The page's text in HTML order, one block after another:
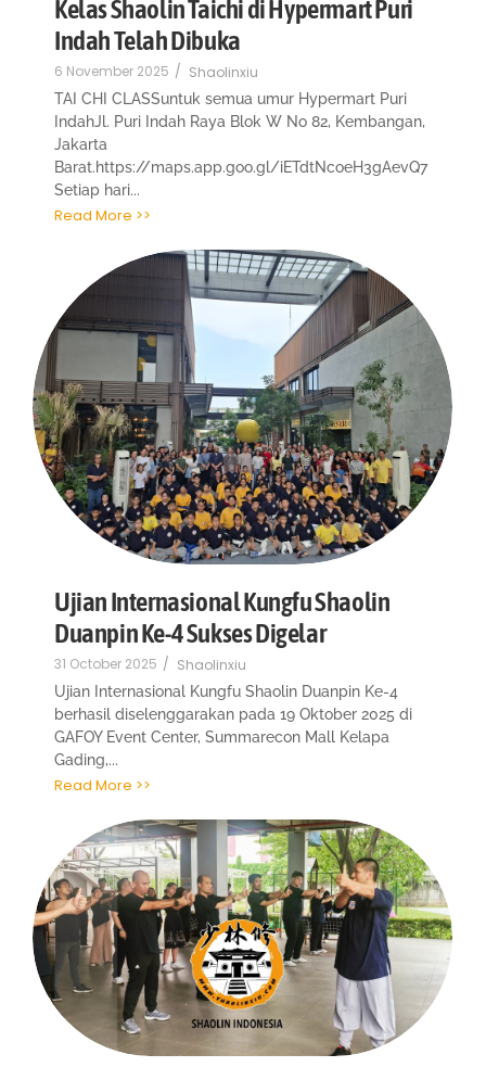
Kelas Shaolin Taichi di Hypermart Puri
Indah Telah Dibuka
6 November 2025 / Shaolinxiu
TAI CHI CLASSuntuk semua umur Hypermart Puri
IndahJl. Puri Indah Raya Blok W No 82, Kembangan,
Jakarta
Barat.https://maps.app.goo.gl/iETdtNcoeH3gAevQ7
Setiap hari...
Read More >>
Ujian Internasional Kungfu Shaolin
Duanpin Ke-4 Sukses Digelar
31 October 2025 / Shaolinxiu
Ujian Internasional Kungfu Shaolin Duanpin Ke-4
berhasil diselenggarakan pada 19 Oktober 2025 di
GAFOY Event Center, Summarecon Mall Kelapa
Gading,...
Read More >>